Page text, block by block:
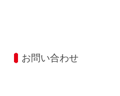
お問い合わせ